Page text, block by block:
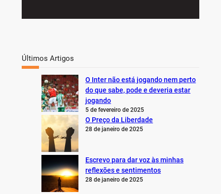
Últimos Artigos
O Inter não está jogando nem perto
do que sabe, pode e deveria estar
jogando
5 de fevereiro de 2025
O Preço da Liberdade
28 de janeiro de 2025
Escrevo para dar voz às minhas
reflexões e sentimentos
28 de janeiro de 2025